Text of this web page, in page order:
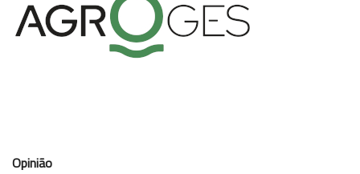
Opinião